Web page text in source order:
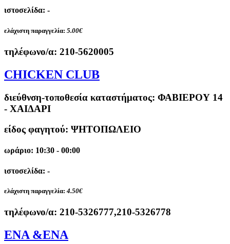
ιστοσελίδα: -
ελάχιστη παραγγελία: 5.00€
τηλέφωνο/α: 210-5620005
CHICKEN CLUB
διεύθνση-τοποθεσία καταστήματος: ΦΑΒΙΕΡΟΥ 14
- ΧΑΙΔΑΡΙ
είδος φαγητού: ΨΗΤΟΠΩΛΕΙΟ
ωράριο: 10:30 - 00:00
ιστοσελίδα: -
ελάχιστη παραγγελία: 4.50€
τηλέφωνο/α: 210-5326777,210-5326778
ΕΝΑ &ΕΝΑ